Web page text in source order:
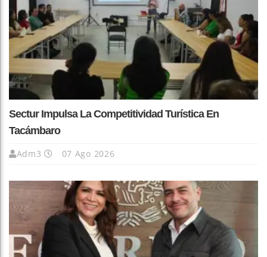
Sectur Impulsa La Competitividad Turística En
Tacámbaro
Adm3 07 Ago 2026